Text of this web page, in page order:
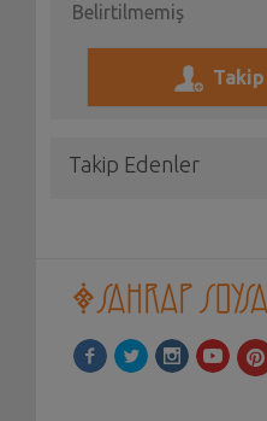
Belirtilmemiş
Takip Edenler